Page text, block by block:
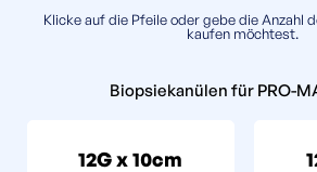
Klicke auf die Pfeile oder gebe die Anzahl
kaufen möchtest.
Biopsiekanülen für PRO-
12G x 10cm